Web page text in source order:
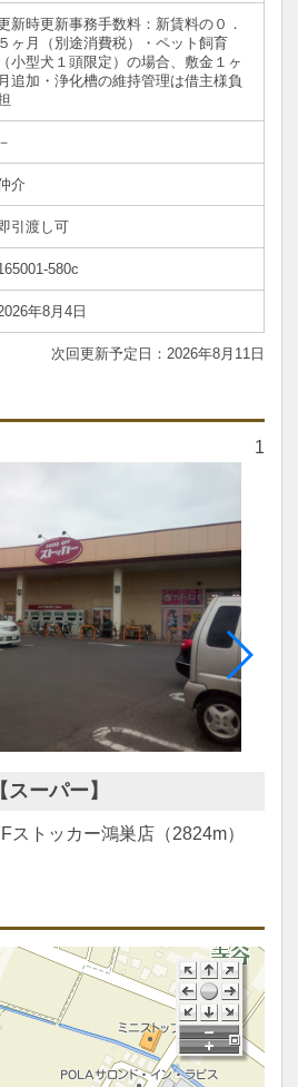
新時更新事務手数料：新賃料の０．
５ヶ月（別途消費税）・ペット飼育
（小型犬１頭限定）の場合、敷金１ヶ
月追加・浄化槽の維持管理は借主様負
－
介
引渡し可
580c
年8月4日
2026年8月11日
1
【スーパー】
トッカー鴻巣店（2824m）